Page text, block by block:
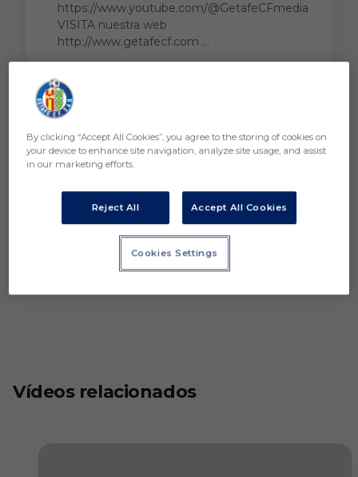
https://www.youtube.com/@GetafeCFmedia
VISITA nuestra web
http://www.getafecf.com ...
Vídeos relacionados
By clicking “Accept All Cookies”, you agree to the storing of cookies on
your device to enhance site navigation, analyze site usage, and assist
in our marketing efforts.
Reject All Accept All Cookies
Cookies Settings